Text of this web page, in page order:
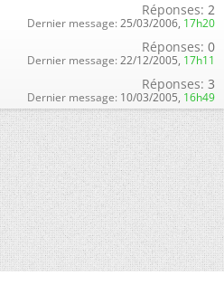
Réponses: 2
Dernier message: 25/03/2006, 17h20
Réponses: 0
Dernier message: 22/12/2005, 17h11
Réponses: 3
Dernier message: 10/03/2005, 16h49